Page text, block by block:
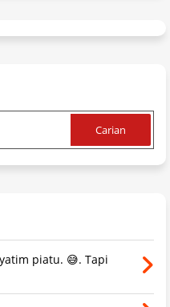
piatu. 😅. Tapi